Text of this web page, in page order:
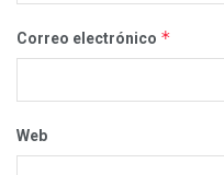
Correo electrónico *
Web